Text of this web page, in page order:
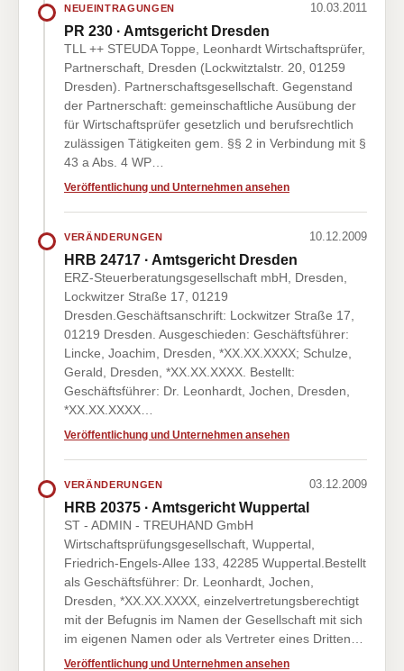
NEUEINTRAGUNGEN 10.03.2011
PR 230 · Amtsgericht Dresden
TLL ++ STEUDA Toppe, Leonhardt Wirtschaftsprüfer,
Partnerschaft, Dresden (Lockwitztalstr. 20, 01259
Dresden). Partnerschaftsgesellschaft. Gegenstand
der Partnerschaft: gemeinschaftliche Ausübung der
für Wirtschaftsprüfer gesetzlich und berufsrechtlich
zulässigen Tätigkeiten gem. §§ 2 in Verbindung mit §
43 a Abs. 4 WP…
Veröffentlichung und Unternehmen ansehen
VERÄNDERUNGEN 10.12.2009
HRB 24717 · Amtsgericht Dresden
ERZ-Steuerberatungsgesellschaft mbH, Dresden,
Lockwitzer Straße 17, 01219
Dresden.Geschäftsanschrift: Lockwitzer Straße 17,
01219 Dresden. Ausgeschieden: Geschäftsführer:
Lincke, Joachim, Dresden, *XX.XX.XXXX; Schulze,
Gerald, Dresden, *XX.XX.XXXX. Bestellt:
Geschäftsführer: Dr. Leonhardt, Jochen, Dresden,
*XX.XX.XXXX…
Veröffentlichung und Unternehmen ansehen
VERÄNDERUNGEN 03.12.2009
HRB 20375 · Amtsgericht Wuppertal
ST - ADMIN - TREUHAND GmbH
Wirtschaftsprüfungsgesellschaft, Wuppertal,
Friedrich-Engels-Allee 133, 42285 Wuppertal.Bestellt
als Geschäftsführer: Dr. Leonhardt, Jochen,
Dresden, *XX.XX.XXXX, einzelvertretungsberechtigt
mit der Befugnis im Namen der Gesellschaft mit sich
im eigenen Namen oder als Vertreter eines Dritten…
Veröffentlichung und Unternehmen ansehen